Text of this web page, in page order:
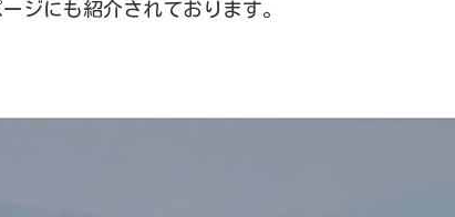
ジにも紹介されております。